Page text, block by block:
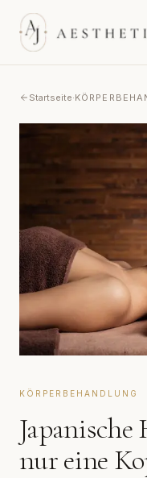
Startseite·
KÖRPERBEHANDLUNG
Japanische
nur eine